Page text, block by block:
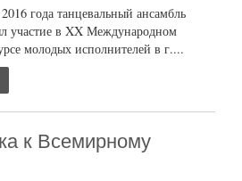
года танцевальный ансамбль
участие в XX Международном
молодых исполнителей в г....
к Всемирному